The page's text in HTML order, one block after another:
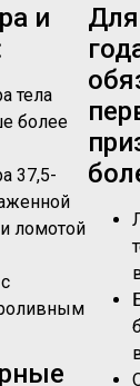
и
тела
более
37,5-
ломотой
Для